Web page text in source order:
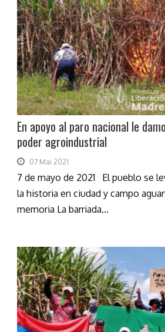
En apoyo al paro nacional le
poder agroindustrial
07 Mai 2021
7 de mayo de 2021 El pueblo se
la historia en ciudad y campo
memoria La barriada...